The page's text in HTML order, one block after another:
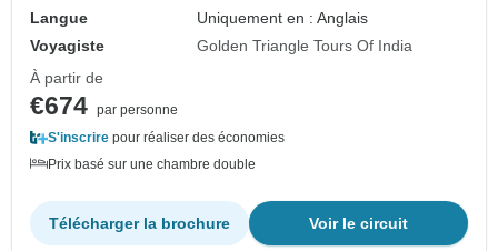
Langue
Uniquement en : Anglais
Voyagiste
Golden Triangle Tours Of India
À partir de
€674 par personne
S'inscrire pour réaliser des économies
Prix basé sur une chambre double
Voir le circuit
Télécharger la brochure